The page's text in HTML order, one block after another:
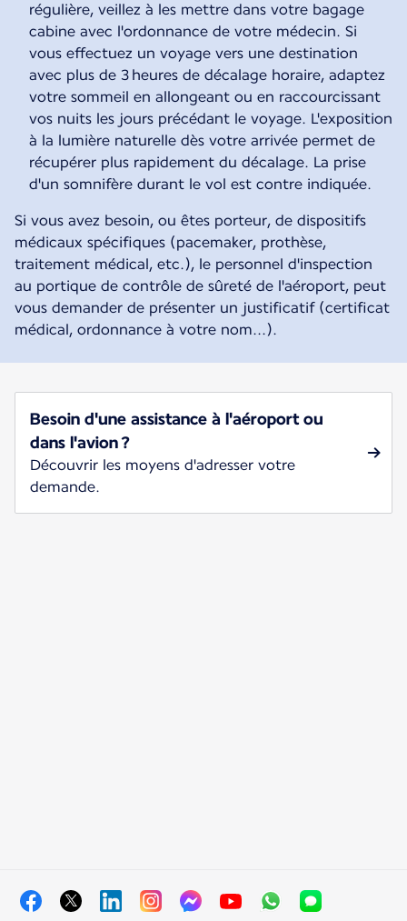
régulière, veillez à les mettre dans votre bagage
cabine avec l'ordonnance de votre médecin. Si
vous effectuez un voyage vers une destination
avec plus de 3 heures de décalage horaire, adaptez
votre sommeil en allongeant ou en raccourcissant
vos nuits les jours précédant le voyage. L'exposition
à la lumière naturelle dès votre arrivée permet de
récupérer plus rapidement du décalage. La prise
d'un somnifère durant le vol est contre indiquée.
Si vous avez besoin, ou êtes porteur, de dispositifs
médicaux spécifiques (pacemaker, prothèse,
traitement médical, etc.), le personnel d'inspection
au portique de contrôle de sûreté de l'aéroport, peut
vous demander de présenter un justificatif (certificat
médical, ordonnance à votre nom...).
Besoin d'une assistance à l'aéroport ou
dans l'avion ?
Découvrir les moyens d'adresser votre
demande.